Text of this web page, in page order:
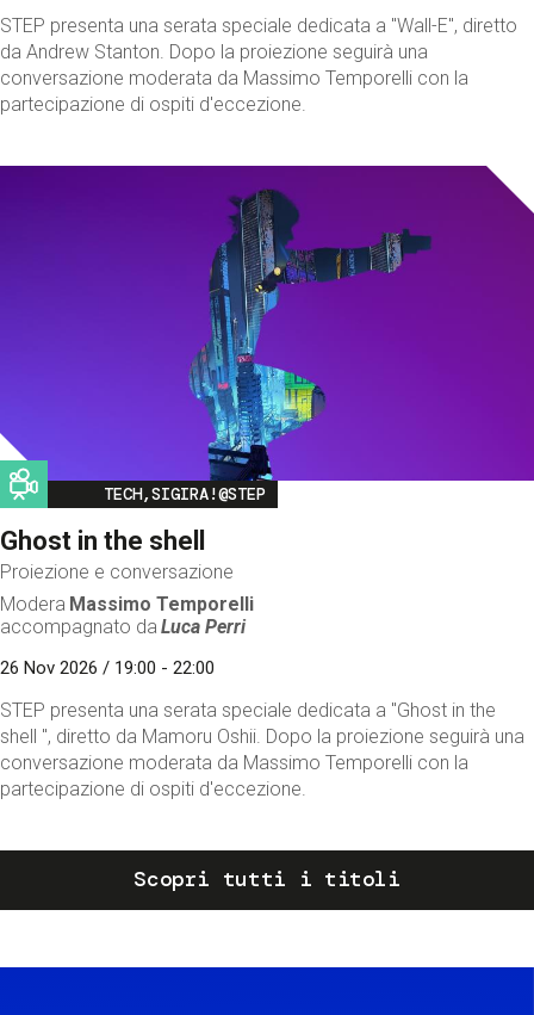
STEP presenta una serata speciale dedicata a "Wall-E", diretto
da Andrew Stanton. Dopo la proiezione seguirà una
conversazione moderata da Massimo Temporelli con la
partecipazione di ospiti d'eccezione.
Image
TECH,SIGIRA!@STEP
Ghost in the shell
Proiezione e conversazione
Modera Massimo Temporelli
accompagnato da Luca Perri
26 Nov 2026 / 19:00 - 22:00
STEP presenta una serata speciale dedicata a "Ghost in the
shell ", diretto da Mamoru Oshii. Dopo la proiezione seguirà una
conversazione moderata da Massimo Temporelli con la
partecipazione di ospiti d'eccezione.
Scopri tutti i titoli